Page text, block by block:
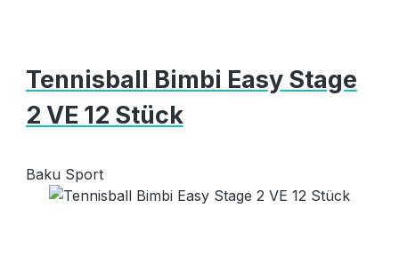
Tennisball Bimbi Easy Stage
2 VE 12 Stück
Baku Sport
Bildergalerie überspringen